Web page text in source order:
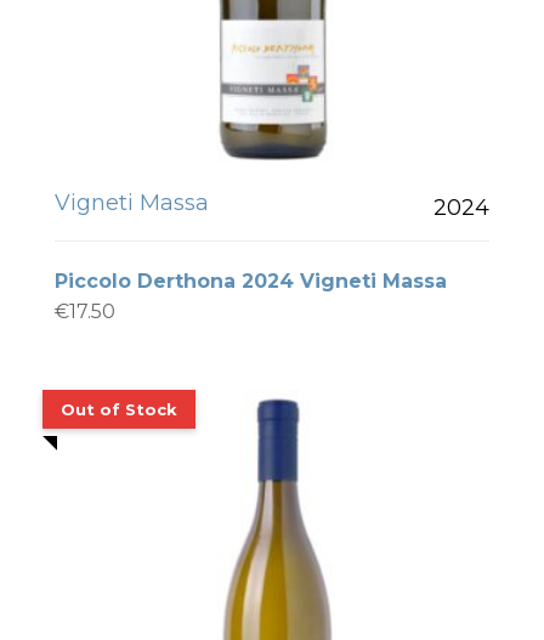
Vigneti Massa 2024
Piccolo Derthona 2024 Vigneti Massa
€17.50